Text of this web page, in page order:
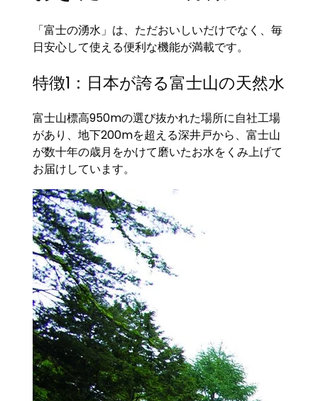
「富士の湧水」は、ただおいしいだけでなく、毎
日安心して使える便利な機能が満載です。
特徴1：日本が誇る富士山の天然水
富士山標高950mの選び抜かれた場所に自社工場
があり、地下200mを超える深井戸から、富士山
が数十年の歳月をかけて磨いたお水をくみ上げて
お届けしています。